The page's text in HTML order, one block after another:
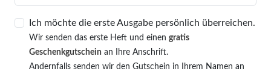
Ich möchte die erste Ausgabe persönlich überreichen.
Wir senden das erste Heft und einen gratis
Geschenkgutschein an Ihre Anschrift.
Andernfalls senden wir den Gutschein in Ihrem Namen an